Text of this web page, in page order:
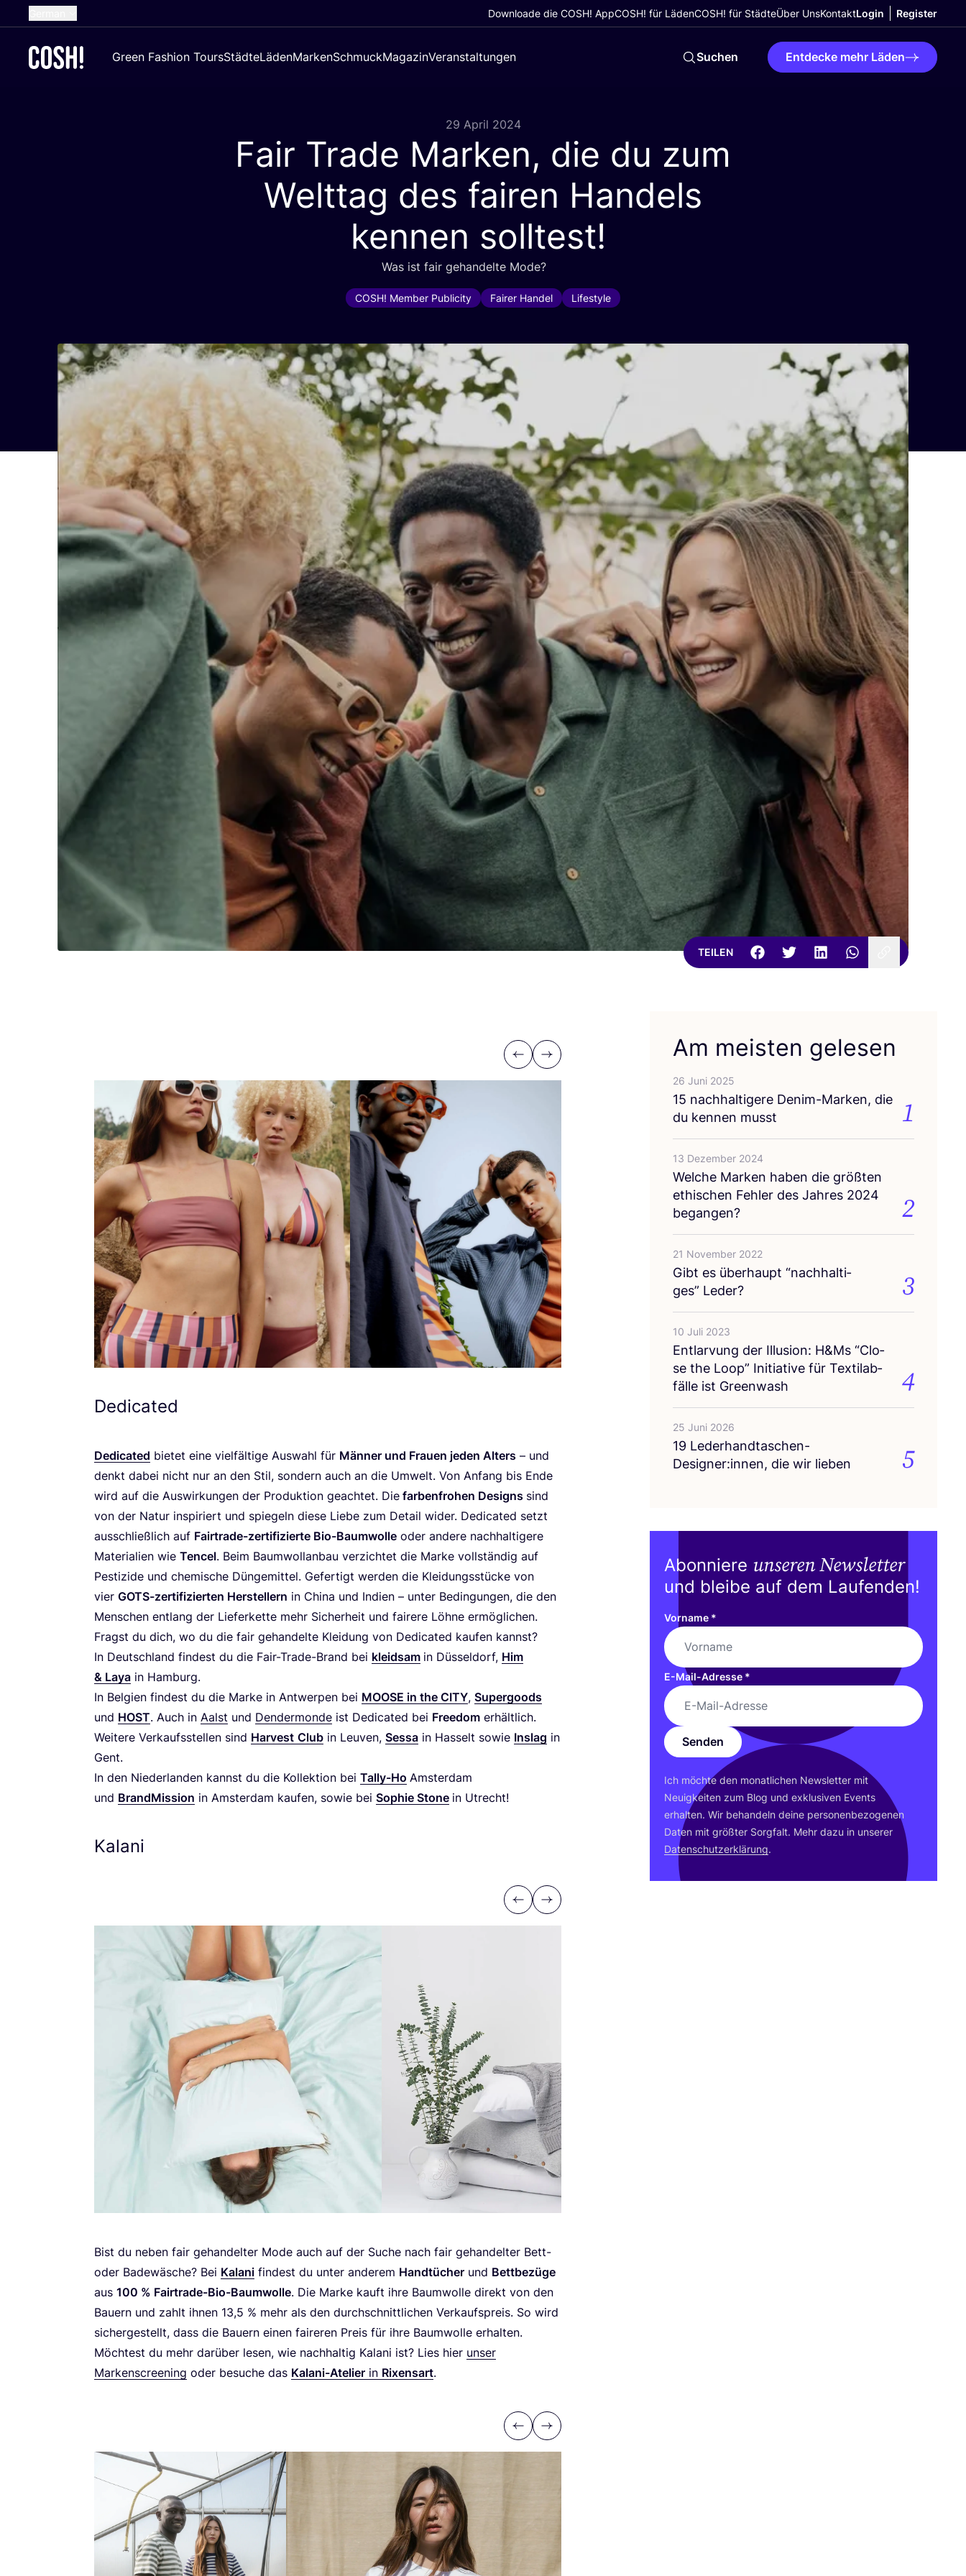
Dutch
Downloade die COSH! AppCOSH! für LädenCOSH! für StädteÜber UnsKontaktLogin Register
Green Fashion ToursStädteLädenMarkenSchmuckMagazinVeranstaltungen Suchen Entdecke mehr Läden
29 April 2024
Fair Trade Marken, die du zum
Welttag des fairen Handels
kennen solltest!
Was ist fair gehan­del­te Mode?
COSH! Member Publicity Fairer Handel Lifestyle
TEILEN
Previous
Next
Dedicated
Dedi­ca­ted bie­tet eine viel­fäl­ti­ge Aus­wahl für Män­ner und Frau­en jeden Alters – und
denkt dabei nicht nur an den Stil, son­dern auch an die Umwelt. Von Anfang bis Ende
wird auf die Aus­wir­kun­gen der Pro­duk­ti­on geach­tet. Die far­ben­fro­hen Designs sind
von der Natur inspi­riert und spie­geln die­se Lie­be zum Detail wider. Dedi­ca­ted setzt
aus­schließ­lich auf Fair­trade-zer­ti­fi­zier­te Bio-Baum­wol­le oder ande­re nach­hal­ti­ge­re
Mate­ria­li­en wie Ten­cel. Beim Baum­wollan­bau ver­zich­tet die Mar­ke voll­stän­dig auf
Pes­ti­zi­de und che­mi­sche Dün­ge­mit­tel. Gefer­tigt wer­den die Klei­dungs­stü­cke von
vier GOTS-zer­ti­fi­zier­ten Her­stel­lern in Chi­na und Indi­en – unter Bedin­gun­gen, die den
Men­schen ent­lang der Lie­fer­ket­te mehr Sicher­heit und fai­re­re Löh­ne ermöglichen.
Fragst du dich, wo du die fair gehan­del­te Klei­dung von Dedi­ca­ted kau­fen kannst?
In Deutsch­land fin­dest du die Fair-Trade-Brand bei kleid­sam in Düs­sel­dorf, Him
& Laya in Ham­burg.
In Bel­gi­en fin­dest du die Mar­ke in Ant­wer­pen bei MOO­SE in the CITY, Super­goods
und HOST. Auch in Aalst und Den­der­mon­de ist Dedi­ca­ted bei Free­dom erhält­lich.
Wei­te­re Ver­kaufs­stel­len sind Har­ve­st Club in Leu­ven, Ses­sa in Has­selt sowie Ins­lag in
Gent.
In den Nie­der­lan­den kannst du die Kol­lek­ti­on bei Tal­ly-Ho Ams­ter­dam
und Brand­Mis­si­on in Ams­ter­dam kau­fen, sowie bei Sophie Stone in Utrecht!
Kalani
Previous
Next
Bist du neben fair gehan­del­ter Mode auch auf der Suche nach fair gehan­del­ter Bett-
oder Bade­wä­sche? Bei Kala­ni fin­dest du unter ande­rem Hand­tü­cher und Bett­be­zü­ge
aus 100 % Fair­trade-Bio-Baum­wol­le. Die Mar­ke kauft ihre Baum­wol­le direkt von den
Bau­ern und zahlt ihnen 13,5 % mehr als den durch­schnitt­li­chen Ver­kaufs­preis. So wird
sicher­ge­stellt, dass die Bau­ern einen fai­re­ren Preis für ihre Baum­wol­le erhalten.
Möch­test du mehr dar­über lesen, wie nach­hal­tig Kala­ni ist? Lies hier unser
Mar­ken­scree­ning oder besu­che das Kala­ni-Ate­lier in Rixen­sart.
Previous
Next
Am meisten gelesen
26 Juni 2025
15 nach­hal­ti­ge­re Den­im-Mar­ken, die
du ken­nen musst
1
13 Dezember 2024
Wel­che Mar­ken haben die größ­ten
ethi­schen Feh­ler des Jah­res 2024
begangen?
2
21 November 2022
Gibt es über­haupt “nach­hal­ti­
ges” Leder?
3
10 Juli 2023
Ent­lar­vung der Illu­si­on: H&Ms “Clo­
se the Loop” Initia­ti­ve für Tex­til­ab­
fäl­le ist Greenwash
4
25 Juni 2026
19 Lederhandtaschen-
Designer:innen, die wir lieben
5
Abonniere unseren Newsletter
und bleibe auf dem Laufenden!
Vorname *
E-Mail-Adresse *
Senden
Ich möch­te den monat­li­chen News­let­ter mit
Neu­ig­kei­ten zum Blog und exklu­si­ven Events
erhal­ten. Wir behan­deln dei­ne per­so­nen­be­zo­ge­nen
Daten mit größ­ter Sorg­falt. Mehr dazu in unse­rer
Daten­schutz­er­klä­rung.